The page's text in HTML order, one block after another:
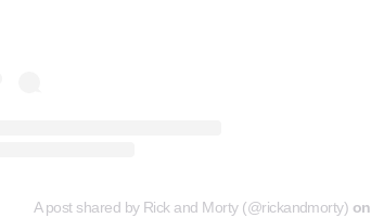
A post shared by Rick and Morty (@rickandmorty) on